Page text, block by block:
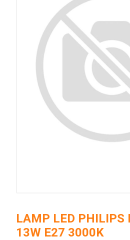
LAMP LED PHILIPS
13W E27 3000K